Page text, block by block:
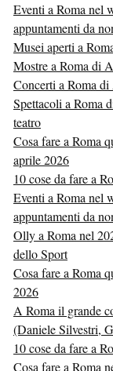
Eventi a Roma nel
appuntamenti da
Musei aperti a
Mostre a Roma di
Concerti a Roma
Spettacoli a Roma
teatro
Cosa fare a Roma
aprile 2026
10 cose da fare a
Eventi a Roma nel
appuntamenti da
Olly a Roma nel
dello Sport
Cosa fare a Roma
2026
A Roma il grande
(Daniele Silvestri,
10 cose da fare a
Cosa fare a Roma